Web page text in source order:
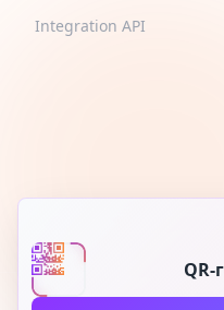
QR-
Integration API